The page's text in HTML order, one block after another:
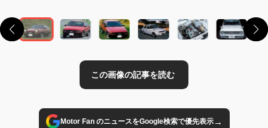
Motor Fan のニュースをGoogle検索で優先表示→